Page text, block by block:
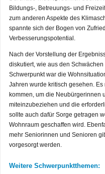
Bildungs-, Betreuungs- und
zum anderen Aspekte des
spannte sich der Bogen von
Verbesserungspotential.
Nach der Vorstellung der
diskutiert, wie aus den
Schwerpunkt war die
Jahren wurde kritisch gesehen.
kommen, um die Neubürgerinnen
miteinzubeziehen und die
sollte auch dafür Sorge getragen
Wohnraum geschaffen wird.
mehr Seniorinnen und Senioren
vorgesorgt werden.
Weitere Schwerpunktthemen: